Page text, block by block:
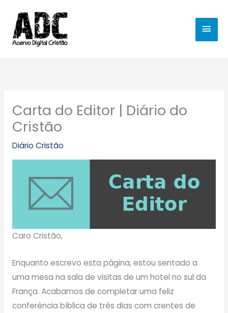
para
conteúdo
Carta do Editor | Diário do
Cristão
Diário Cristão
Caro Cristão,
Enquanto escrevo esta página, estou sentado a
uma mesa na sala de visitas de um hotel no sul da
França. Acabamos de completar uma feliz
conferência bíblica de três dias com crentes de